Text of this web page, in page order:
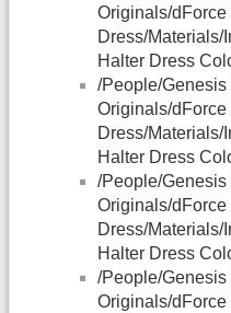
Originals/
Dress/Materials/
Halter Dress
/People/
Originals/
Dress/Materials/
Halter Dress
/People/
Originals/
Dress/Materials/
Halter Dress
/People/
Originals/